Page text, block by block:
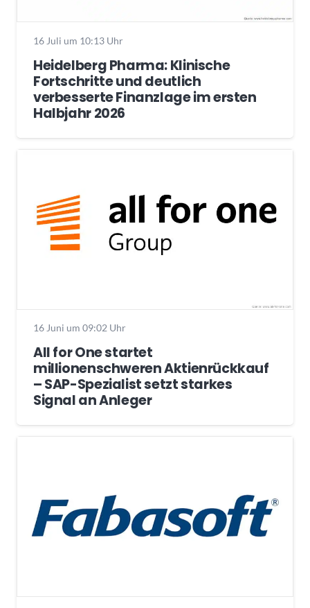
16 Juli um 10:13 Uhr
Heidelberg Pharma: Klinische
Fortschritte und deutlich
verbesserte Finanzlage im ersten
Halbjahr 2026
16 Juni um 09:02 Uhr
All for One startet
millionenschweren Aktienrückkauf
– SAP-Spezialist setzt starkes
Signal an Anleger